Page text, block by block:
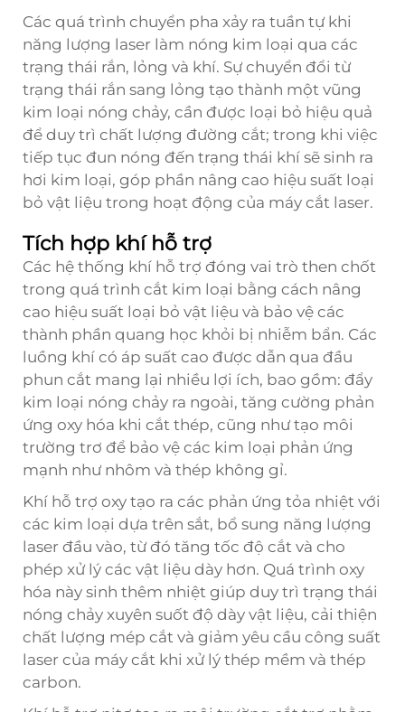
Các quá trình chuyển pha xảy ra tuần tự khi
năng lượng laser làm nóng kim loại qua các
trạng thái rắn, lỏng và khí. Sự chuyển đổi từ
trạng thái rắn sang lỏng tạo thành một vũng
kim loại nóng chảy, cần được loại bỏ hiệu quả
để duy trì chất lượng đường cắt; trong khi việc
tiếp tục đun nóng đến trạng thái khí sẽ sinh ra
hơi kim loại, góp phần nâng cao hiệu suất loại
bỏ vật liệu trong hoạt động của máy cắt laser.
Tích hợp khí hỗ trợ
Các hệ thống khí hỗ trợ đóng vai trò then chốt
trong quá trình cắt kim loại bằng cách nâng
cao hiệu suất loại bỏ vật liệu và bảo vệ các
thành phần quang học khỏi bị nhiễm bẩn. Các
luồng khí có áp suất cao được dẫn qua đầu
phun cắt mang lại nhiều lợi ích, bao gồm: đẩy
kim loại nóng chảy ra ngoài, tăng cường phản
ứng oxy hóa khi cắt thép, cũng như tạo môi
trường trơ để bảo vệ các kim loại phản ứng
mạnh như nhôm và thép không gỉ.
Khí hỗ trợ oxy tạo ra các phản ứng tỏa nhiệt với
các kim loại dựa trên sắt, bổ sung năng lượng
laser đầu vào, từ đó tăng tốc độ cắt và cho
phép xử lý các vật liệu dày hơn. Quá trình oxy
hóa này sinh thêm nhiệt giúp duy trì trạng thái
nóng chảy xuyên suốt độ dày vật liệu, cải thiện
chất lượng mép cắt và giảm yêu cầu công suất
laser của máy cắt khi xử lý thép mềm và thép
carbon.